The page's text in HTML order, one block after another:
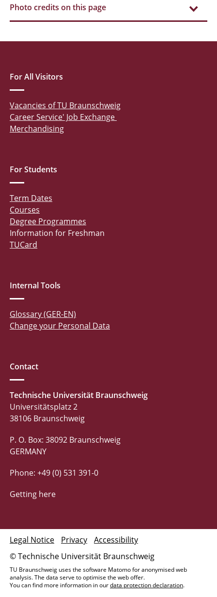
Photo credits on this page
For All Visitors
Vacancies of TU Braunschweig
Career Service' Job Exchange
Merchandising
For Students
Term Dates
Courses
Degree Programmes
Information for Freshman
TUCard
Internal Tools
Glossary (GER-EN)
Change your Personal Data
Contact
Technische Universität Braunschweig
Universitätsplatz 2
38106 Braunschweig
P. O. Box: 38092 Braunschweig
GERMANY
Phone: +49 (0) 531 391-0
Getting here
© Technische Universität Braunschweig
Legal Notice Privacy Accessibility
TU Braunschweig uses the software Matomo for anonymised web
analysis. The data serve to optimise the web offer.
You can find more information in ourdata protection declaration.